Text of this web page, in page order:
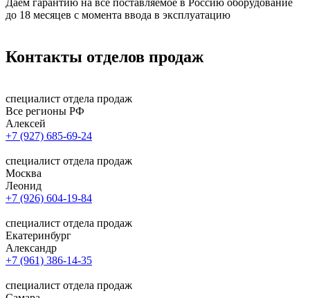
Даем гарантию на все поставляемое в Россию оборудование
до 18 месяцев с момента ввода в эксплуатацию
Контакты отделов продаж
специалист отдела продаж
Все регионы РФ
Алексей
+7 (927) 685-69-24
специалист отдела продаж
Москва
Леонид
+7 (926) 604-19-84
специалист отдела продаж
Екатеринбург
Александр
+7 (961) 386-14-35
специалист отдела продаж